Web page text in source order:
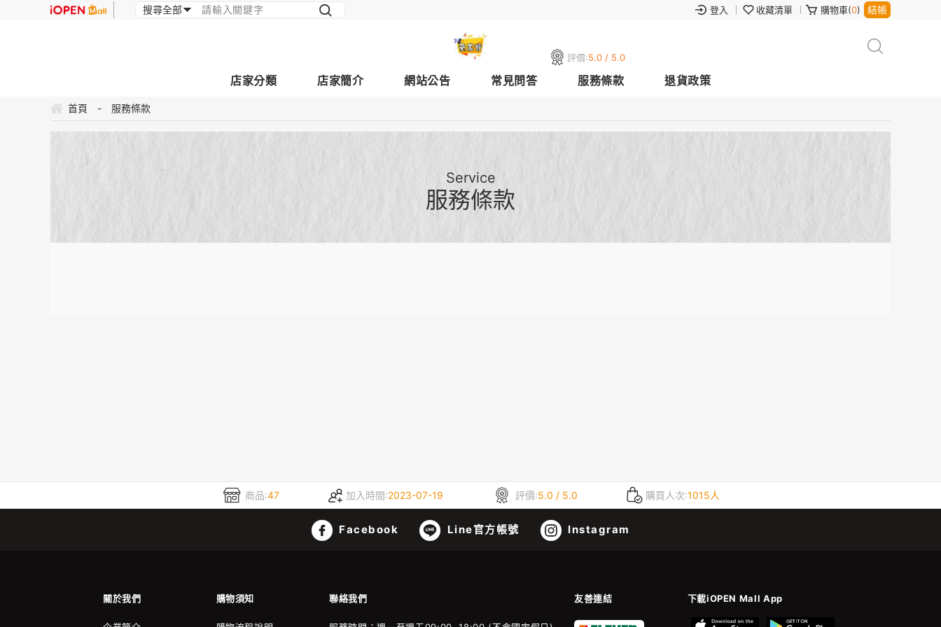
登入 收藏清單 購物車(0) 結帳
評價:5.0 / 5.0
店家分類 店家簡介 網站公告 常見問答 服務條款 退貨政策
首頁 - 服務條款
Service
服務條款
商品:47 加入時間:2023-07-19 評價:5.0 / 5.0 購買人次:1015人
Facebook Line官方帳號 Instagram
關於我們 購物須知 聯絡我們 友善連結 下載iOPEN Mall App